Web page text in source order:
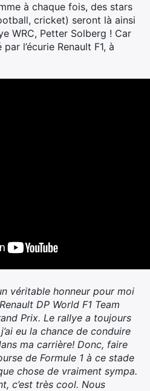
à chaque fois, des stars
cricket) seront là ainsi
WRC, Petter Solberg ! Car
l’écurie Renault F1, à
véritable honneur pour moi
DP World F1 Team
Prix. Le rallye a toujours
eu la chance de conduire
ma carrière! Donc, faire
de Formule 1 à ce stade
chose de vraiment sympa.
c’est très cool. Nous